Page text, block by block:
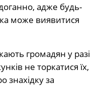
адже будь-
може виявитися
громадян у разі
не торкатися їх,
знахідку за